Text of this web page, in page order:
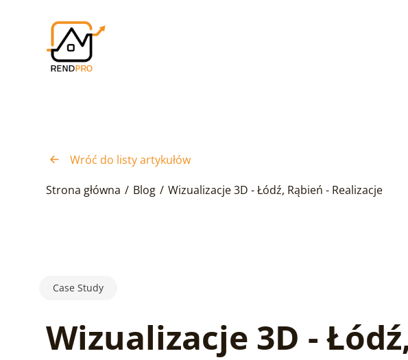
Wróć do listy artykułów
Strona główna / Blog / Wizualizacje 3D - Łódź, Rąbień - Realizacje
Case Study
Wizualizacje 3D -